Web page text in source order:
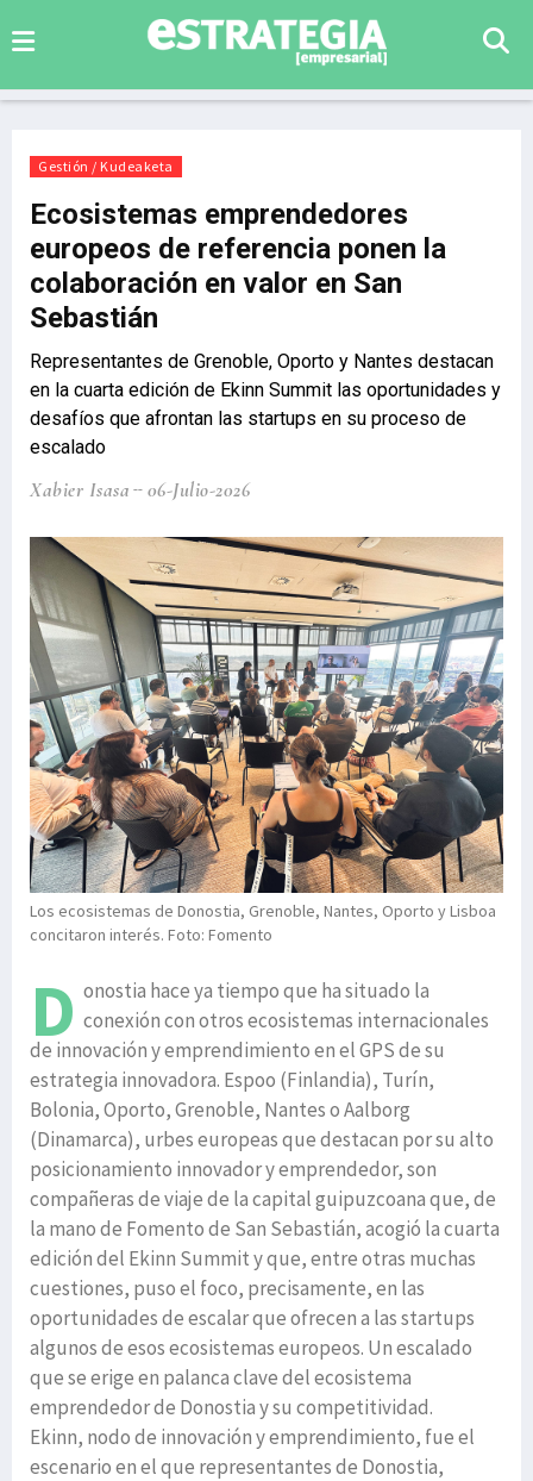
Gestión / Kudeaketa
Ecosistemas emprendedores
europeos de referencia ponen la
colaboración en valor en San
Sebastián
Representantes de Grenoble, Oporto y Nantes destacan
en la cuarta edición de Ekinn Summit las oportunidades y
desafíos que afrontan las startups en su proceso de
escalado
Xabier Isasa 06-Julio-2026
Los ecosistemas de Donostia, Grenoble, Nantes, Oporto y Lisboa
concitaron interés. Foto: Fomento
D onostia hace ya tiempo que ha situado la
conexión con otros ecosistemas internacionales
de innovación y emprendimiento en el GPS de su
estrategia innovadora. Espoo (Finlandia), Turín,
Bolonia, Oporto, Grenoble, Nantes o Aalborg
(Dinamarca), urbes europeas que destacan por su alto
posicionamiento innovador y emprendedor, son
compañeras de viaje de la capital guipuzcoana que, de
la mano de Fomento de San Sebastián, acogió la cuarta
edición del Ekinn Summit y que, entre otras muchas
cuestiones, puso el foco, precisamente, en las
oportunidades de escalar que ofrecen a las startups
algunos de esos ecosistemas europeos. Un escalado
que se erige en palanca clave del ecosistema
emprendedor de Donostia y su competitividad.
Ekinn, nodo de innovación y emprendimiento, fue el
escenario en el que representantes de Donostia,